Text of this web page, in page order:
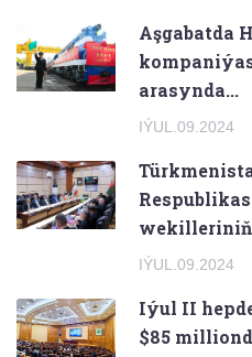
Aşgabatda
arasynda...
IÝUL.09.2024
IÝUL.09.2024
Iýul II
$85